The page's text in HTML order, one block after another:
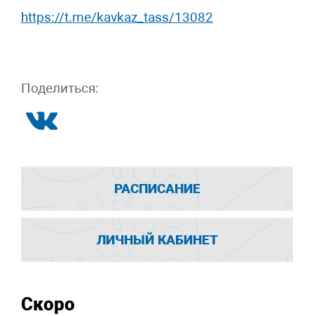
https://t.me/kavkaz_tass/13082
Поделиться:
РАСПИСАНИЕ
ЛИЧНЫЙ КАБИНЕТ
Скоро